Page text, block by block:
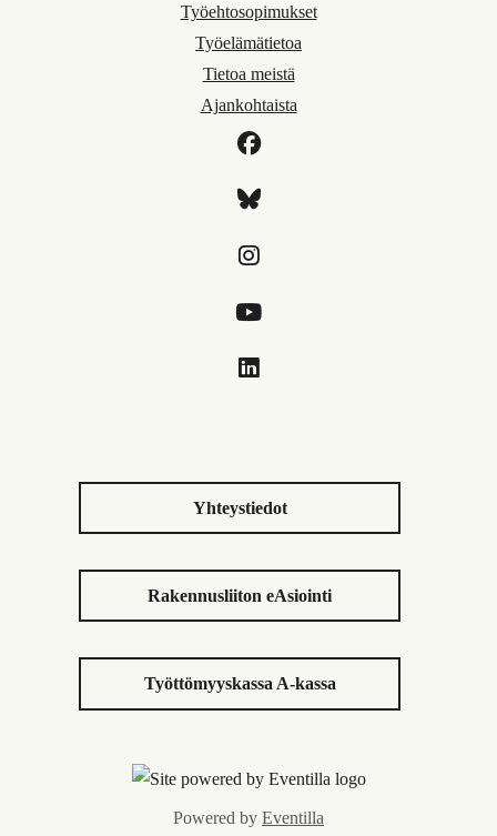
Työehtosopimukset
Työelämätietoa
Tietoa meistä
Ajankohtaista
Yhteystiedot
Rakennusliiton eAsiointi
Työttömyyskassa A-kassa
Powered by Eventilla